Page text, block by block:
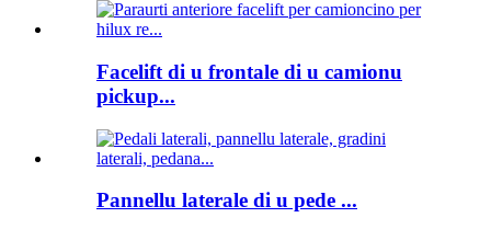
Facelift di u frontale di u camionu
pickup...
Pannellu laterale di u pede ...